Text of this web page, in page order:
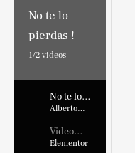
No te lo
pierdas !
1/2 videos
No te lo
pierdas !
Alberto
Video
Placehold
Elementor